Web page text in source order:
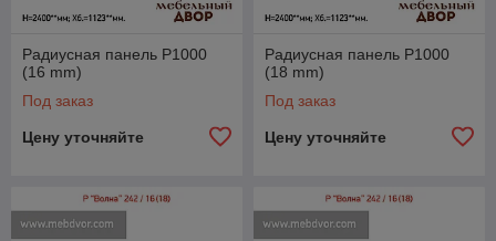
Радиусная панель P1000
(16 mm)
Под заказ
Цену уточняйте
Радиусная панель P1000
(18 mm)
Под заказ
Цену уточняйте